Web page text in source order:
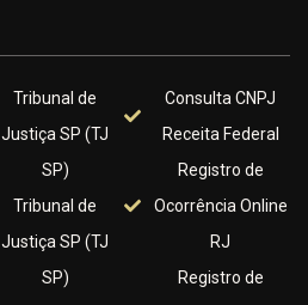
Tribunal de
Justiça SP (TJ
SP)
Tribunal de
Justiça SP (TJ
SP)
Consulta CNPJ
Receita Federal
Registro de
Ocorrência Online
RJ
Registro de